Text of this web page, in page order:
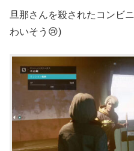
旦那さんを殺されたコンビ
わいそう😢)